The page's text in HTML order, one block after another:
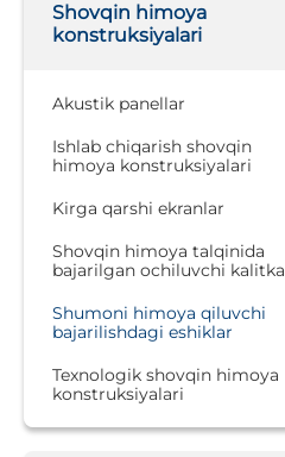
Shovqin himoya
konstruksiyalari
Akustik panellar
Ishlab chiqarish shovqin
himoya konstruksiyalari
Kirga qarshi ekranlar
Shovqin himoya talqinida
bajarilgan ochiluvchi kalitka
Shumoni himoya qiluvchi
bajarilishdagi eshiklar
Texnologik shovqin himoya
konstruksiyalari